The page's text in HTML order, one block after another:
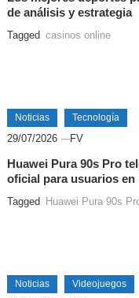
de análisis y estrategia
Tagged casinos online
Noticias Tecnología
29/07/2026 FV
Huawei Pura 90s Pro
oficial para usuarios en
Tagged Huawei Pura 90s
Noticias Videojuegos